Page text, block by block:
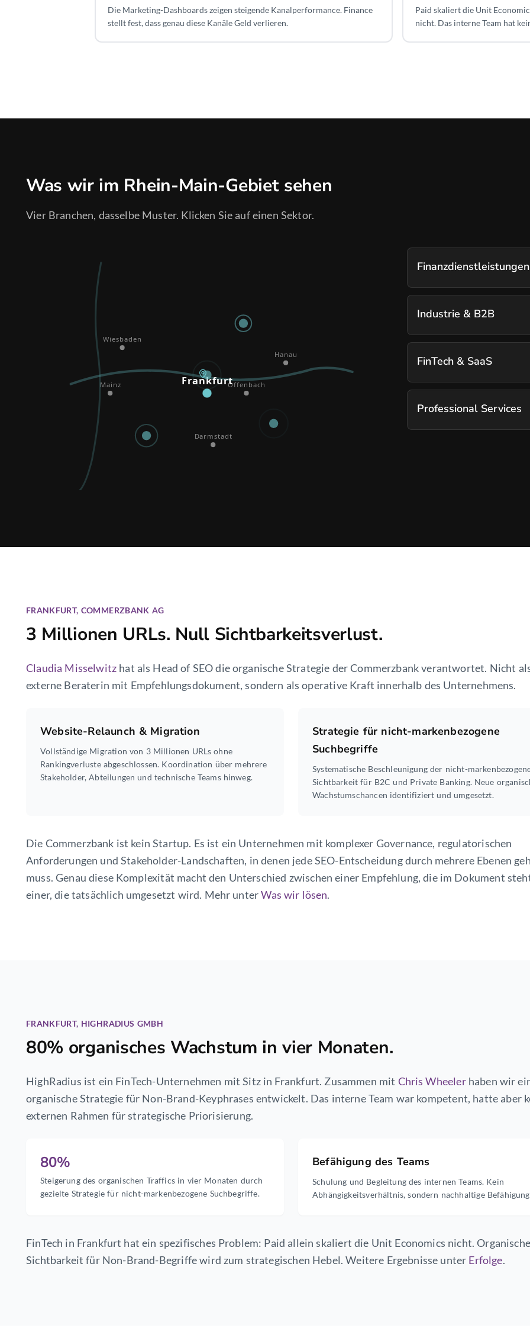
Die Marketing-Dashboards zeigen steigende Kanalperformance. Finance
stellt fest, dass genau diese Kanäle Geld verlieren.
Paid skaliert die Unit
nicht. Das interne Team hat
Was wir im Rhein-Main-Gebiet sehen
Vier Branchen, dasselbe Muster. Klicken Sie auf einen Sektor.
Frankfurt
Wiesbaden
Darmstadt
Mainz Offenbach
Hanau
Finanzdienstleistungen
Industrie & B2B
FinTech & SaaS
Professional Services
FRANKFURT, COMMERZBANK AG
3 Millionen URLs. Null Sichtbarkeitsverlust.
Claudia Misselwitz hat als Head of SEO die organische Strategie der Commerzbank verantwortet. Nicht
externe Beraterin mit Empfehlungsdokument, sondern als operative Kraft innerhalb des Unternehmens.
Website-Relaunch & Migration
Vollständige Migration von 3 Millionen URLs ohne
Rankingverluste abgeschlossen. Koordination über mehrere
Stakeholder, Abteilungen und technische Teams hinweg.
Strategie für nicht-markenbezogene
Suchbegriffe
Systematische Beschleunigung der nicht-
Sichtbarkeit für B2C und Private Banking. Neue
Wachstumschancen identifiziert und umgesetzt.
Die Commerzbank ist kein Startup. Es ist ein Unternehmen mit komplexer Governance, regulatorischen
Anforderungen und Stakeholder-Landschaften, in denen jede SEO-Entscheidung durch mehrere Ebenen
muss. Genau diese Komplexität macht den Unterschied zwischen einer Empfehlung, die im Dokument
einer, die tatsächlich umgesetzt wird. Mehr unterWas wir lösen.
FRANKFURT, HIGHRADIUS GMBH
80% organisches Wachstum in vier Monaten.
HighRadius ist ein FinTech-Unternehmen mit Sitz in Frankfurt. Zusammen mit Chris Wheeler haben wir
organische Strategie für Non-Brand-Keyphrases entwickelt. Das interne Team war kompetent, hatte aber
externen Rahmen für strategische Priorisierung.
80%
Steigerung des organischen Traffics in vier Monaten durch
gezielte Strategie für nicht-markenbezogene Suchbegriffe.
Befähigung des Teams
Schulung und Begleitung des internen Teams. Kein
Abhängigkeitsverhältnis, sondern nachhaltige
FinTech in Frankfurt hat ein spezifisches Problem: Paid allein skaliert die Unit Economics nicht. Organische
Sichtbarkeit für Non-Brand-Begriffe wird zum strategischen Hebel. Weitere Ergebnisse unter Erfolge.